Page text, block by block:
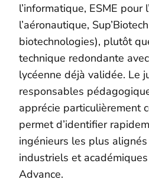
l’informatique, ESME pour
l’aéronautique,
biotechnologies), plutôt
technique redondante
lycéenne déjà validée. Le
responsables
apprécie particulièrement
permet d’identifier
ingénieurs les plus
industriels et
Advance.